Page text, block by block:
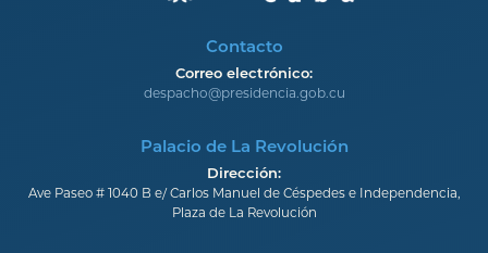
Contacto
Correo electrónico:
despacho@presidencia.gob.cu
Palacio de La Revolución
Dirección:
Ave Paseo # 1040 B e/ Carlos Manuel de Céspedes e Independencia,
Plaza de La Revolución